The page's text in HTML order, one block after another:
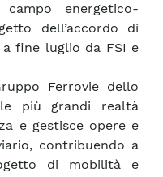
energetico-
dell’accordo di
fine luglio da FSI e
Ferrovie dello
più grandi realtà
e gestisce opere e
contribuendo a
di mobilità e